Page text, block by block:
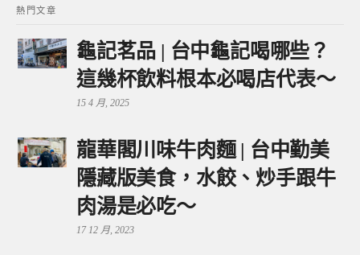
熱門文章
龜記茗品 | 台中龜記喝哪些？
這幾杯飲料根本必喝店代表～
15 4 月, 2025
龍華閣川味牛肉麵 | 台中勤美
隱藏版美食，水餃、炒手跟牛
肉湯是必吃～
17 12 月, 2023